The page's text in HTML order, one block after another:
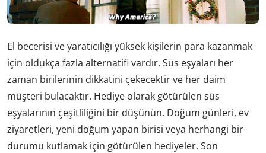
El becerisi ve yaratıcılığı yüksek kişilerin para kazanmak
için oldukça fazla alternatifi vardır. Süs eşyaları her
zaman birilerinin dikkatini çekecektir ve her daim
müşteri bulacaktır. Hediye olarak götürülen süs
eşyalarının çeşitliliğini bir düşünün. Doğum günleri, ev
ziyaretleri, yeni doğum yapan birisi veya herhangi bir
durumu kutlamak için götürülen hediyeler. Son